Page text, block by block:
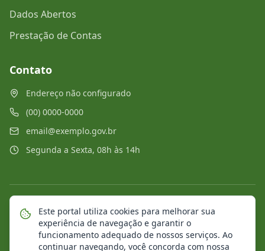
Dados Abertos
Prestação de Contas
Contato
Endereço não configurado
(00) 0000-0000
email@exemplo.gov.br
Segunda a Sexta, 08h às 14h
© 2026 Portal Municipal. Todos os direitos reservados.
Mapa do Site
Notícias Transparência
Este portal utiliza cookies para melhorar sua
experiência de navegação e garantir o
funcionamento adequado de nossos serviços. Ao
continuar navegando, você concorda com nossa